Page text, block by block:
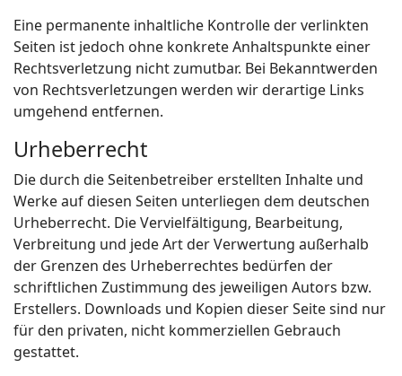
Eine permanente inhaltliche Kontrolle der verlinkten
Seiten ist jedoch ohne konkrete Anhaltspunkte einer
Rechtsverletzung nicht zumutbar. Bei Bekanntwerden
von Rechtsverletzungen werden wir derartige Links
umgehend entfernen.
Urheberrecht
Die durch die Seitenbetreiber erstellten Inhalte und
Werke auf diesen Seiten unterliegen dem deutschen
Urheberrecht. Die Vervielfältigung, Bearbeitung,
Verbreitung und jede Art der Verwertung außerhalb
der Grenzen des Urheberrechtes bedürfen der
schriftlichen Zustimmung des jeweiligen Autors bzw.
Erstellers. Downloads und Kopien dieser Seite sind nur
für den privaten, nicht kommerziellen Gebrauch
gestattet.